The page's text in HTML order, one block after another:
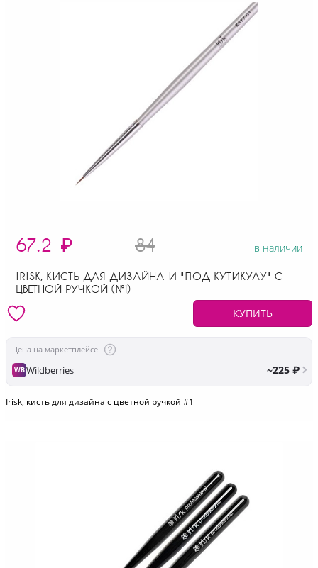
67.2 ₽ 84 в наличии
IRISK, КИСТЬ ДЛЯ ДИЗАЙНА И "ПОД КУТИКУЛУ" С
ЦВЕТНОЙ РУЧКОЙ (№1)
КУПИТЬ
Цена на маркетплейсе
WBWildberries ~225 ₽
Irisk, кисть для дизайна с цветной ручкой #1